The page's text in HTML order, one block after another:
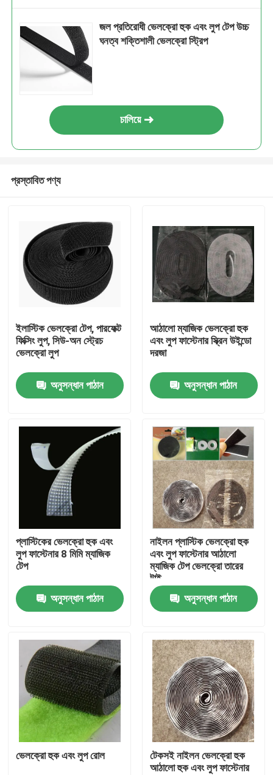
পণ্য
আমাদের সম্পর্কে
মান নিয়ন্ত্রণ
উদ্ধৃতির জন্য আবেদন
Russian website
চৌম্বকীয় জাল দরজার পর্দা
উইন্ডো ফ্লাই স্ক্রিন
জল প্রতিরোধী ভেলক্রো হুক এবং লুপ টেপ উচ্চ
ঘনত্ব শক্তিশালী ভেলক্রো স্ট্রিপ
চালিয়ে
প্রস্তাবিত পণ্য
ইলাস্টিক ভেলক্রো টেপ, পারফেক্ট
ফিক্সিং লুপ, সিউ-অন স্ট্রেচ
ভেলক্রো লুপ
অনুসন্ধান পাঠান
আঠালো ম্যাজিক ভেলক্রো হুক
এবং লুপ ফাস্টেনার স্ক্রিন উইন্ডো
দরজা
অনুসন্ধান পাঠান
প্লাস্টিকের ভেলক্রো হুক এবং
লুপ ফাস্টেনার 8 মিমি ম্যাজিক
টেপ
অনুসন্ধান পাঠান
নাইলন প্লাস্টিক ভেলক্রো হুক
এবং লুপ ফাস্টেনার আঠালো
ম্যাজিক টেপ ভেলক্রো তারের
টাই
অনুসন্ধান পাঠান
ভেলক্রো হুক এবং লুপ রোল
টেকসই নাইলন ভেলক্রো হুক
আঠালো হুক এবং লুপ ফাস্টেনার